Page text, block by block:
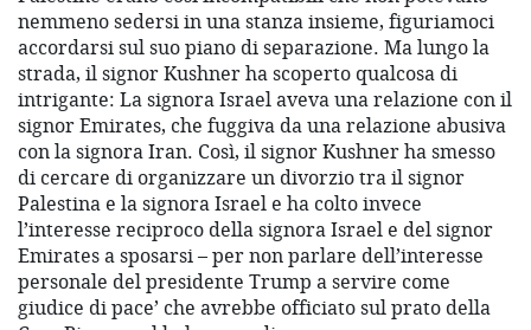
nemmeno sedersi in una stanza insieme, figuriamoci
accordarsi sul suo piano di separazione. Ma lungo la
strada, il signor Kushner ha scoperto qualcosa di
intrigante: La signora Israel aveva una relazione con il
signor Emirates, che fuggiva da una relazione abusiva
con la signora Iran. Così, il signor Kushner ha smesso
di cercare di organizzare un divorzio tra il signor
Palestina e la signora Israel e ha colto invece
l’interesse reciproco della signora Israel e del signor
Emirates a sposarsi – per non parlare dell’interesse
personale del presidente Trump a servire come
giudice di pace’ che avrebbe officiato sul prato della